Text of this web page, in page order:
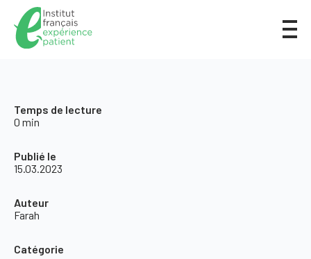
Temps de lecture
0 min
Publié le
15.03.2023
Auteur
Farah
Catégorie